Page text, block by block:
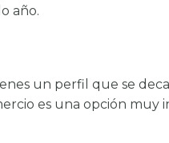
año.
un perfil que se
es una opción muy